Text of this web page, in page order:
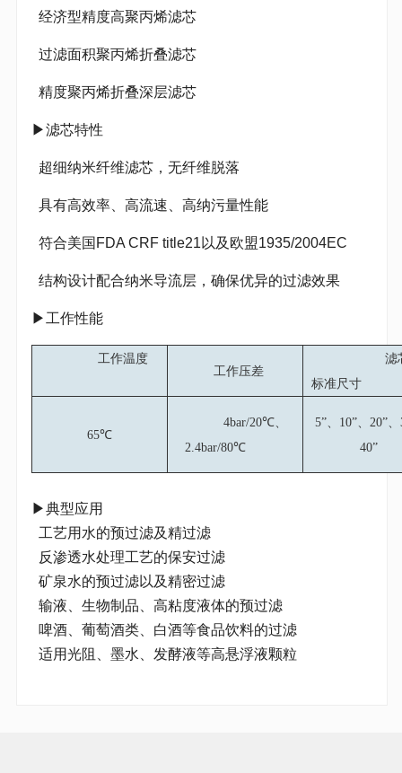
经济型精度高聚丙烯滤芯
过滤面积聚丙烯折叠滤芯
精度聚丙烯折叠深层滤芯
▶滤芯特性
超细纳米纤维滤芯，无纤维脱落
具有高效率、高流速、高纳污量性能
符合美国FDA CRF title21以及欧盟1935/2004EC
结构设计配合纳米导流层，确保优异的过滤效果
▶工作性能
工作温度
工作压差
滤芯
标准
65℃
4bar/20℃、
2.4bar/80℃
5”、10”、20”
40”
▶典型应用
工艺用水的预过滤及精过滤
反渗透水处理工艺的保安过滤
矿泉水的预过滤以及精密过滤
输液、生物制品、高粘度液体的预过滤
啤酒、葡萄酒类、白酒等食品饮料的过滤
适用光阻、墨水、发酵液等高悬浮液颗粒